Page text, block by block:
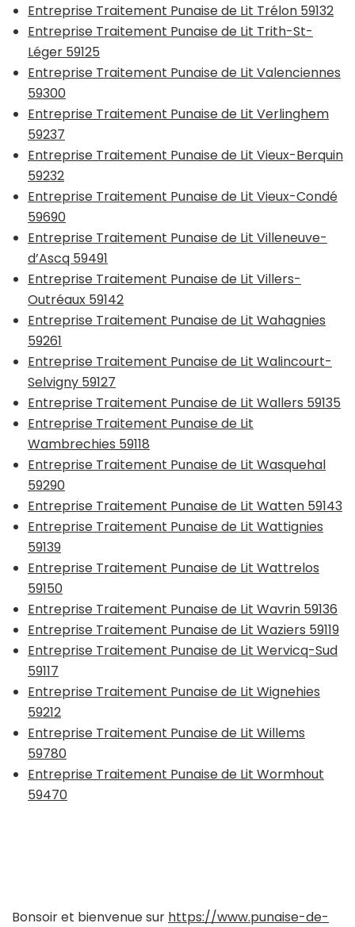
Entreprise Traitement Punaise de Lit Trélon 59132
Entreprise Traitement Punaise de Lit Trith-St-
Léger 59125
Entreprise Traitement Punaise de Lit Valenciennes
59300
Entreprise Traitement Punaise de Lit Verlinghem
59237
Entreprise Traitement Punaise de Lit Vieux-Berquin
59232
Entreprise Traitement Punaise de Lit Vieux-Condé
59690
Entreprise Traitement Punaise de Lit Villeneuve-
d’Ascq 59491
Entreprise Traitement Punaise de Lit Villers-
Outréaux 59142
Entreprise Traitement Punaise de Lit Wahagnies
59261
Entreprise Traitement Punaise de Lit Walincourt-
Selvigny 59127
Entreprise Traitement Punaise de Lit Wallers 59135
Entreprise Traitement Punaise de Lit
Wambrechies 59118
Entreprise Traitement Punaise de Lit Wasquehal
59290
Entreprise Traitement Punaise de Lit Watten 59143
Entreprise Traitement Punaise de Lit Wattignies
59139
Entreprise Traitement Punaise de Lit Wattrelos
59150
Entreprise Traitement Punaise de Lit Wavrin 59136
Entreprise Traitement Punaise de Lit Waziers 59119
Entreprise Traitement Punaise de Lit Wervicq-Sud
59117
Entreprise Traitement Punaise de Lit Wignehies
59212
Entreprise Traitement Punaise de Lit Willems
59780
Entreprise Traitement Punaise de Lit Wormhout
59470
Bonsoir et bienvenue sur https://www.punaise-de-